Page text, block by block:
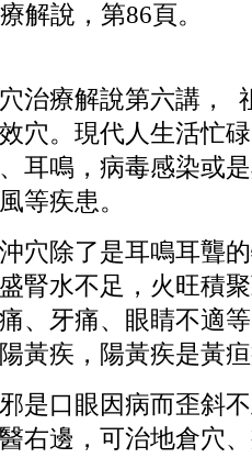
療解說，第86頁。
治療解說第六講，
穴。現代人生活忙
耳鳴，病毒感染或
等疾患。
穴除了是耳鳴耳聾
腎水不足，火旺積
、牙痛、眼睛不適
黃疾，陽黃疾是黃
是口眼因病而歪斜
右邊，可治地倉穴